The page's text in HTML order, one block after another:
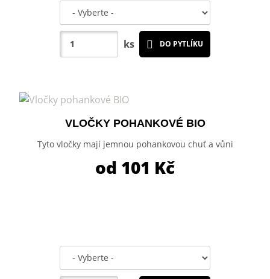
ks DO PYTLÍKU
VLOČKY POHANKOVÉ BIO
Tyto vločky mají jemnou pohankovou chuť a vůni
od 101 Kč